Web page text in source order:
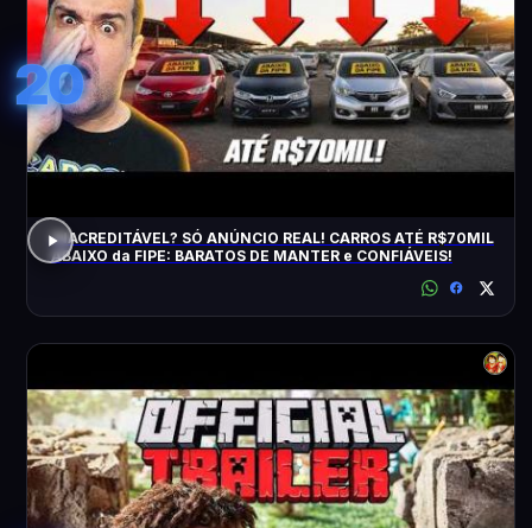
20
INACREDITÁVEL? SÓ ANÚNCIO REAL! CARROS ATÉ R$70MIL
ABAIXO da FIPE: BARATOS DE MANTER e CONFIÁVEIS!